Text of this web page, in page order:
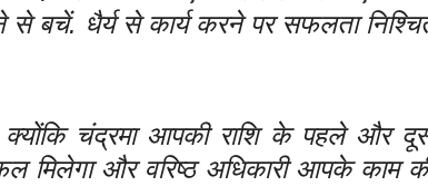
बचें. धैर्य से कार्य करने पर सफलता
चंद्रमा आपकी राशि के पहले और
मिलेगा और वरिष्ठ अधिकारी आपके काम